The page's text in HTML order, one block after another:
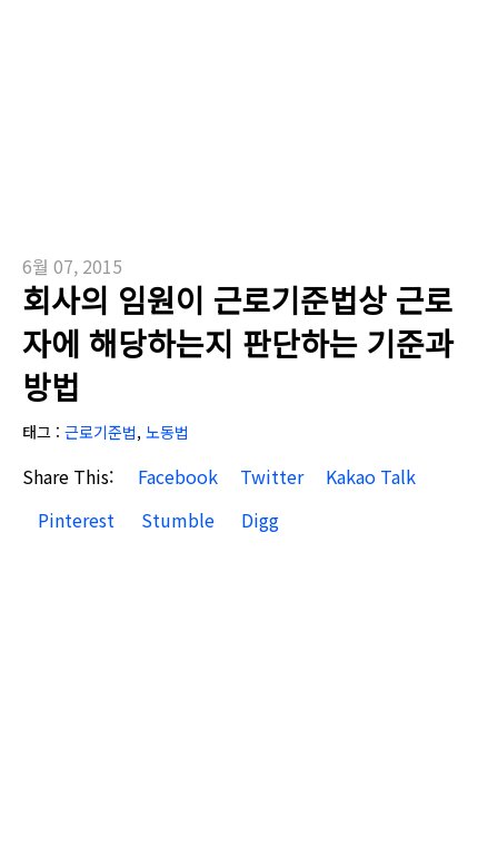
6월 07, 2015
회사의 임원이 근로기준법상 근로
자에 해당하는지 판단하는 기준과
방법
태그 : 근로기준법, 노동법
Share This: Facebook Twitter
Kakao Talk
Pinterest
Stumble Digg